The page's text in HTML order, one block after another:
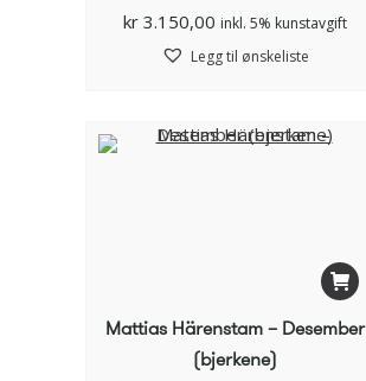
kr3.150,00 inkl. 5% kunstavgift
Legg til ønskeliste
Mattias Härenstam – Desember
(bjerkene)